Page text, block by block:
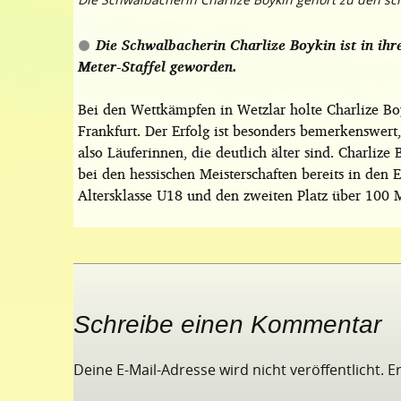
Die Schwalbacherin Charlize Boykin ist in
Meter-Staffel geworden.
Bei den Wettkämpfen in Wetzlar holte Charlize
Frankfurt. Der Erfolg ist besonders
also Läuferinnen, die deutlich älter sind.
bei den hessischen Meisterschaften bereits in
Altersklasse U18 und den zweiten Platz über 100
Schreibe einen Kommentar
Deine E-Mail-Adresse wird nicht veröffentlicht.